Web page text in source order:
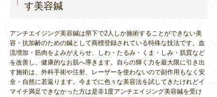
す美容鍼
アンチエイジング美容鍼は県下で2人しか施術することができない美
容・抗加齢のための鍼として商標登録されている特殊な技法です。血
流増加・筋肉をよみがえらせ、しわ・たるみ・くま・しみ・肌質など
を改善し、健康的なお肌へ導きます。自らの輝く力を最大限に引き出
す施術は、外科手術や注射、レーザーを使わないので副作用もなく安
全・自然に若返ります。今までに色々な美容法を試してきたけれどイ
マイチ満足できなかった方は是非1度アンチエイジング美容鍼を受け